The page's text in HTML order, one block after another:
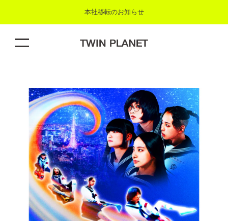
本社移転のお知らせ